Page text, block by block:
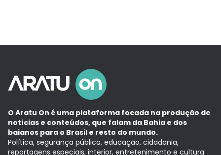
O Aratu On é uma plataforma focada na produção de
notícias e conteúdos, que falam da Bahia e dos
baianos para o Brasil e resto do mundo.
Política, segurança pública, educação, cidadania,
reportagens especiais, interior, entretenimento e cultura.